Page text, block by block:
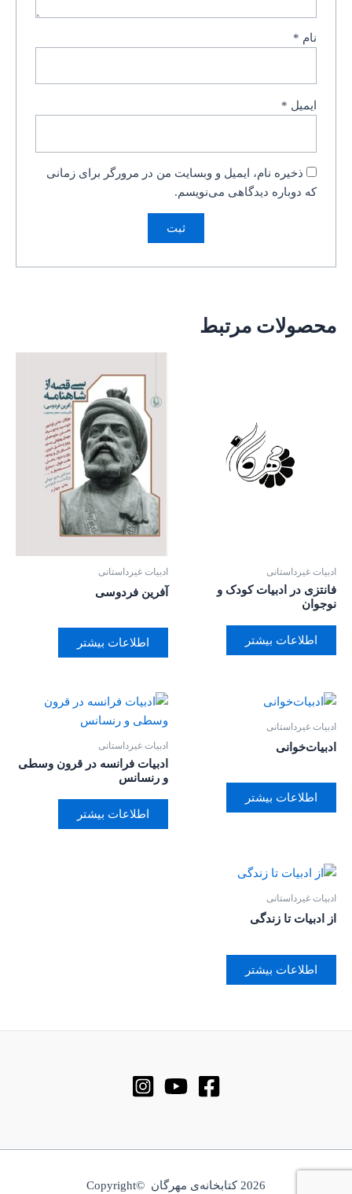
نام *
ایمیل *
ذخیره نام، ایمیل و وبسایت من در مرورگر برای زمانی
که دوباره دیدگاهی می‌نویسم.
محصولات مرتبط
ادبیات غیرداستانی
فانتزی در ادبیات کودک و
نوجوان
اطلاعات بیشتر
ادبیات غیرداستانی
آفرین فردوسی
اطلاعات بیشتر
ادبیات غیرداستانی
ادبیات‌خوانی
اطلاعات بیشتر
ادبیات غیرداستانی
ادبیات فرانسه در قرون وسطی
و رنسانس
اطلاعات بیشتر
ادبیات غیرداستانی
از ادبیات تا زندگی
اطلاعات بیشتر
2026 کتابخانه‌ی مهرگان ©Copyright